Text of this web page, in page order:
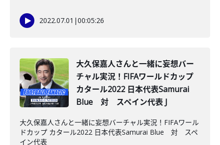
2022.07.01 |00:05:26
大久保嘉人さんと一緒に妄想バー
チャル実況！FIFAワールドカップ
カタール2022 日本代表Samurai
Blue 対 スペイン代表 J
大久保嘉人さんと一緒に妄想バーチャル実況！FIFAワール
ドカップ カタール2022 日本代表Samurai Blue 対 スペ
イン代表